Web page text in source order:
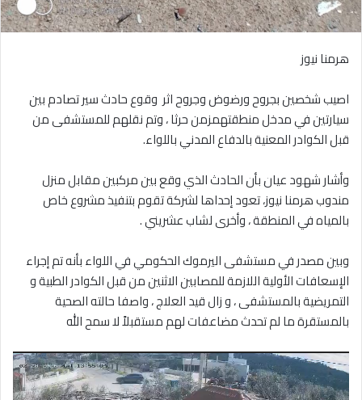
هرمنا نيوز
‎اصيب شخصين بجروح ورضوض وجروح اثر وقوع حادث سير تصادم بين
سيارتين في مدخل منطقتهمزمن حرثا ، وتم نقلهم للمستشفى من
قبل الكوادر المعنية بالدفاع المدني باللواء.
‎وأشار شهود عيان بأن الحادث الذي وقع بين مركبين مقابل منزل
مندوب هرمنا نيوز، تعود إحداها لشركة تقوم بتنفيذ مشروع خاص
بالمياه في المنطقة ، وأخرى لشاب عشريني .
‎وبين مصدر في مستشفى اليرموك الحكومي في اللواء بأنه تم إجراء
الإسعافات الأولية اللازمة للمصابين الاثنين من قبل الكوادر الطبية و
التمريضية بالمستشفى ، و زال قيد العلاج ، واصفا حالته الصحية
بالمستقرة ما لم تحدث مضاعفات لهم مستقبلاً لا سمح الله
مشغل
الفيديو